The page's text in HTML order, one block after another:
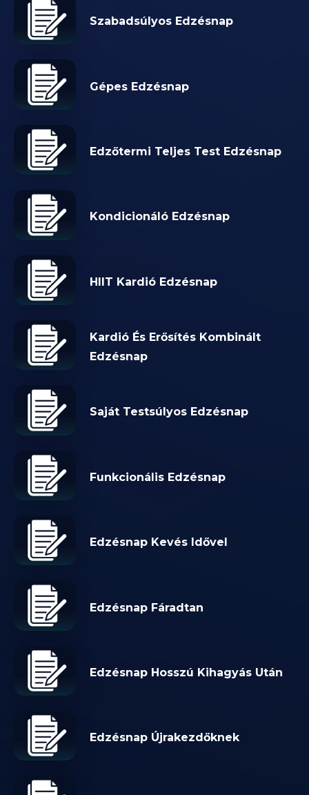
Szabadsúlyos Edzésnap
Gépes Edzésnap
Edzőtermi Teljes Test Edzésnap
Kondicionáló Edzésnap
HIIT Kardió Edzésnap
Kardió És Erősítés Kombinált
Edzésnap
Saját Testsúlyos Edzésnap
Funkcionális Edzésnap
Edzésnap Kevés Idővel
Edzésnap Fáradtan
Edzésnap Hosszú Kihagyás Után
Edzésnap Újrakezdőknek